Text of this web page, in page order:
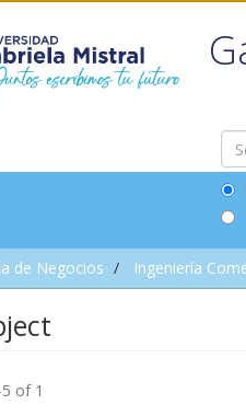
de Negocios Ingeniería
of 1